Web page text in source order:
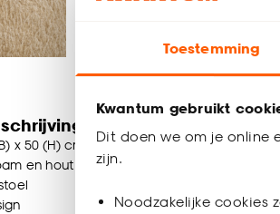
Toestemming
Kwantum gebruikt
Dit doen we om je online
zijn.
Noodzakelijke cookies
x 50 (H) cm
en hout